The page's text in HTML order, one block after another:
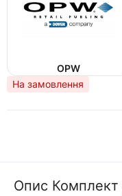
OPW
На замовлення
Опис Комплект